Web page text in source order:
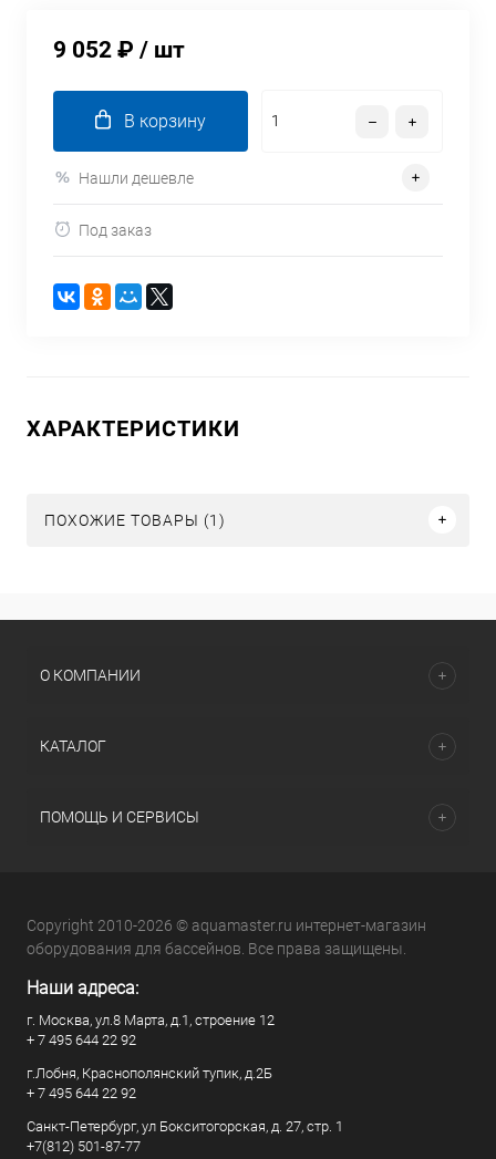
9 052 ₽ / шт
В корзину
Нашли дешевле
Под заказ
ХАРАКТЕРИСТИКИ
ПОХОЖИЕ ТОВАРЫ (1)
О КОМПАНИИ
КАТАЛОГ
ПОМОЩЬ И СЕРВИСЫ
Copyright 2010-2026 © aquamaster.ru интернет-магазин
оборудования для бассейнов. Все права защищены.
Наши адреса:
г. Москва, ул.8 Марта, д.1, строение 12
+ 7 495 644 22 92
г.Лобня, Краснополянский тупик, д.2Б
+ 7 495 644 22 92
Санкт-Петербург, ул Бокситогорская, д. 27, стр. 1
+7(812) 501-87-77